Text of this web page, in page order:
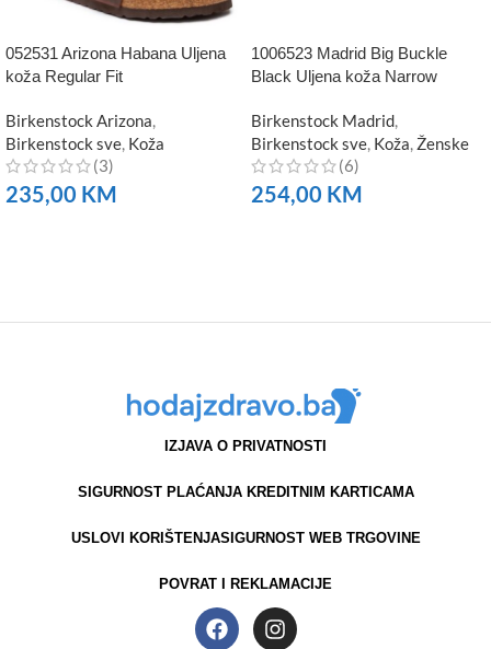
052531 Arizona Habana Uljena
koža Regular Fit
Birkenstock Arizona,
Birkenstock sve, Koža
(3)
235,00 KM
1006523 Madrid Big Buckle
Black Uljena koža Narrow
Birkenstock Madrid,
Birkenstock sve, Koža, Ženske
(6)
254,00 KM
IZJAVA O PRIVATNOSTI
SIGURNOST PLAĆANJA KREDITNIM KARTICAMA
USLOVI KORIŠTENJASIGURNOST WEB TRGOVINE
POVRAT I REKLAMACIJE